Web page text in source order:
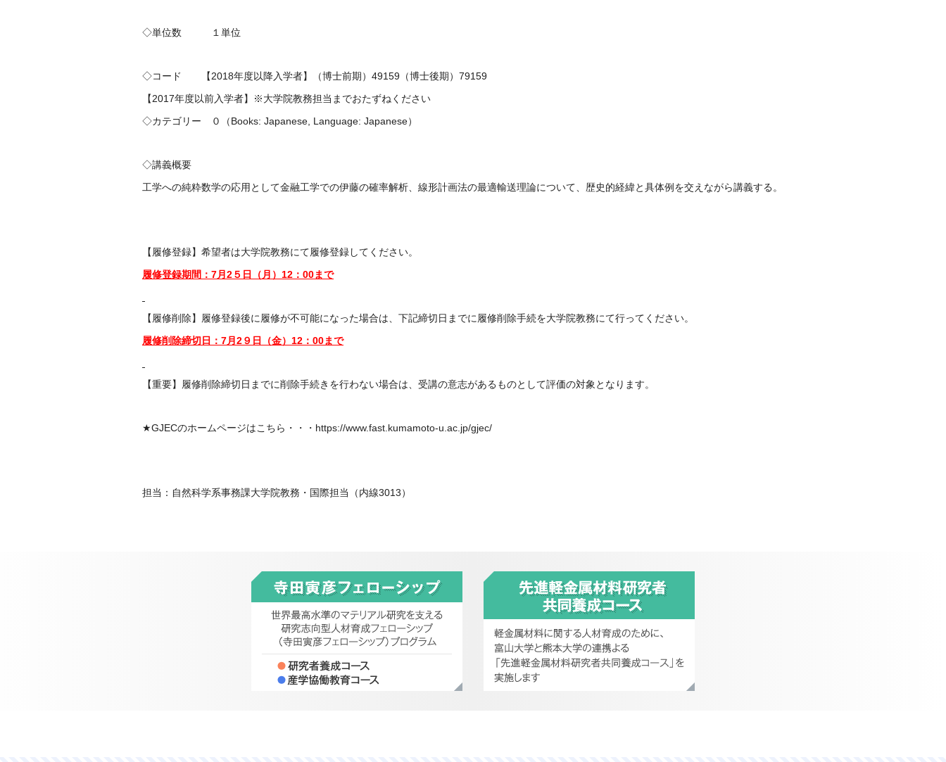
◇単位数 １単位
◇コード 【2018年度以降入学者】（博士前期）49159（博士後期）79159
【2017年度以前入学者】※大学院教務担当までおたずねください
◇カテゴリー ０（Books: Japanese, Language: Japanese）
◇講義概要
工学への純粋数学の応用として金融工学での伊藤の確率解析、線形計画法の最適輸送理論について、歴史的経緯と具体例を交えながら講義する。
【履修登録】希望者は大学院教務にて履修登録してください。
履修登録期間：7月2５日（月）12：00まで
【履修削除】履修登録後に履修が不可能になった場合は、下記締切日までに履修削除手続を大学院教務にて行ってください。
履修削除締切日：7月2９日（金）12：00まで
【重要】履修削除締切日までに削除手続きを行わない場合は、受講の意志があるものとして評価の対象となります。
★GJECのホームページはこちら・・・ https://www.fast.kumamoto-u.ac.jp/gjec/
担当：自然科学系事務課大学院教務・国際担当（内線3013）